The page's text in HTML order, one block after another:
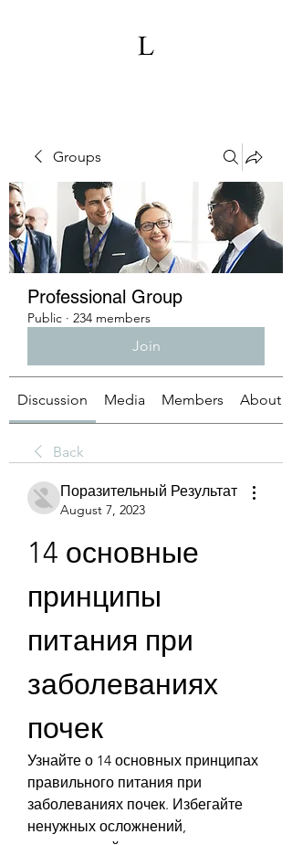
Groups
Professional Group
Public · 234 members
Join
Discussion Media Members About
Back
Поразительный Результат
August 7, 2023
14 основные
принципы
питания при
заболеваниях
почек
Узнайте о 14 основных принципах
правильного питания при
заболеваниях почек. Избегайте
ненужных осложнений,